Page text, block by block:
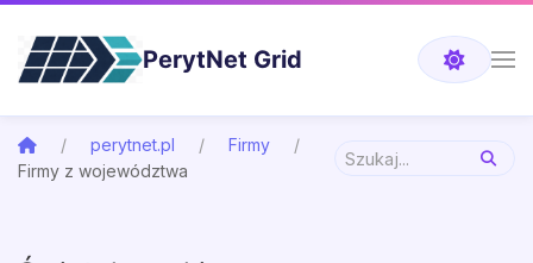
PerytNet Grid
perytnet.pl
Firmy
Firmy z województwa